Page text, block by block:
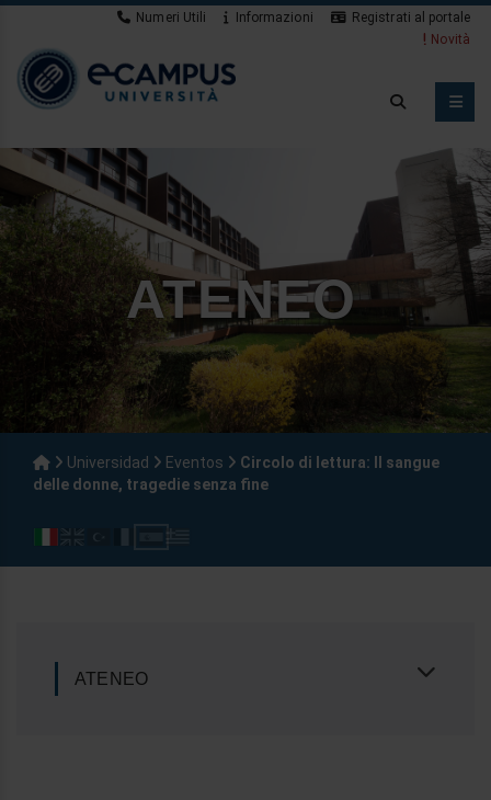
Numeri Utili Informazioni
Registrati al portale
Novità
ATENEO
Universidad Eventos
Circolo di lettura: Il sangue
delle donne, tragedie senza fine
ATENEO